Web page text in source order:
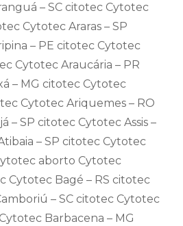
– SC citotec Cytotec
Cytotec Araras – SP
– PE citotec Cytotec
Cytotec Araucária – PR
– MG citotec Cytotec
Cytotec Ariquemes – RO
– SP citotec Cytotec Assis –
– SP citotec Cytotec
aborto Cytotec
Cytotec Bagé – RS citotec
– SC citotec Cytotec
Barbacena – MG